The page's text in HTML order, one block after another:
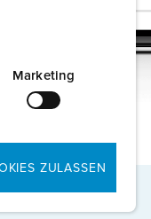
Marketing
ZULASSEN